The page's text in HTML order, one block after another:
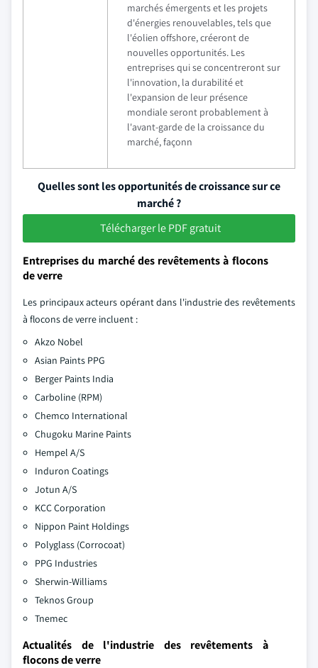
marchés émergents et les projets
d'énergies renouvelables, tels que
l'éolien offshore, créeront de
nouvelles opportunités. Les
entreprises qui se concentreront sur
l'innovation, la durabilité et
l'expansion de leur présence
mondiale seront probablement à
l'avant-garde de la croissance du
marché, façonn
Quelles sont les opportunités de croissance sur ce
marché ?
Télécharger le PDF gratuit
Entreprises du marché des revêtements à flocons
de verre
Les principaux acteurs opérant dans l'industrie des revêtements
à flocons de verre incluent :
Akzo Nobel
Asian Paints PPG
Berger Paints India
Carboline (RPM)
Chemco International
Chugoku Marine Paints
Hempel A/S
Induron Coatings
Jotun A/S
KCC Corporation
Nippon Paint Holdings
Polyglass (Corrocoat)
PPG Industries
Sherwin-Williams
Teknos Group
Tnemec
Actualités de l'industrie des revêtements à
flocons de verre